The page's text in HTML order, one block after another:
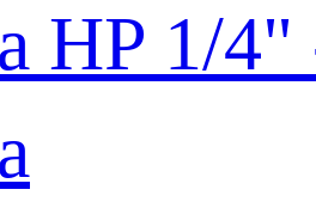
HP 1/4"